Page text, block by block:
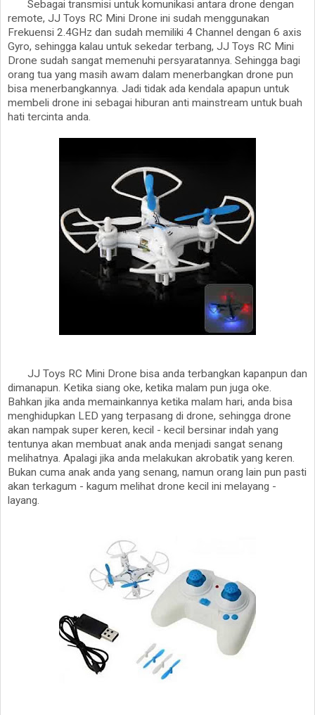
Sebagai transmisi untuk komunikasi antara drone dengan
remote, JJ Toys RC Mini Drone ini sudah menggunakan
Frekuensi 2.4GHz dan sudah memiliki 4 Channel dengan 6 axis
Gyro, sehingga kalau untuk sekedar terbang, JJ Toys RC Mini
Drone sudah sangat memenuhi persyaratannya. Sehingga bagi
orang tua yang masih awam dalam menerbangkan drone pun
bisa menerbangkannya. Jadi tidak ada kendala apapun untuk
membeli drone ini sebagai hiburan anti mainstream untuk buah
hati tercinta anda.
JJ Toys RC Mini Drone bisa anda terbangkan kapanpun dan
dimanapun. Ketika siang oke, ketika malam pun juga oke.
Bahkan jika anda memainkannya ketika malam hari, anda bisa
menghidupkan LED yang terpasang di drone, sehingga drone
akan nampak super keren, kecil - kecil bersinar indah yang
tentunya akan membuat anak anda menjadi sangat senang
melihatnya. Apalagi jika anda melakukan akrobatik yang keren.
Bukan cuma anak anda yang senang, namun orang lain pun pasti
akan terkagum - kagum melihat drone kecil ini melayang -
layang.